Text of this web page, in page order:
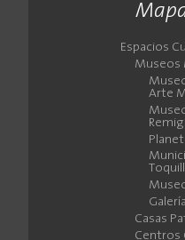
Espacios
Museos
Arte
Casas
Centros